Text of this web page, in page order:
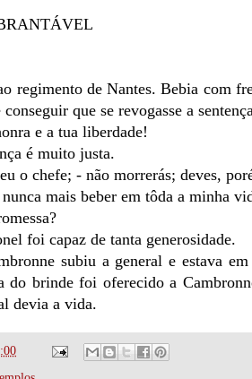
regimento de Nantes. Bebia com
que se revogasse a
e a tua liberdade!
é muito justa.
o chefe; - não morrerás; deves,
mais beber em tôda a minha
foi capaz de tanta generosidade.
subiu a general e estava
do brinde foi oferecido a
devia a vida.